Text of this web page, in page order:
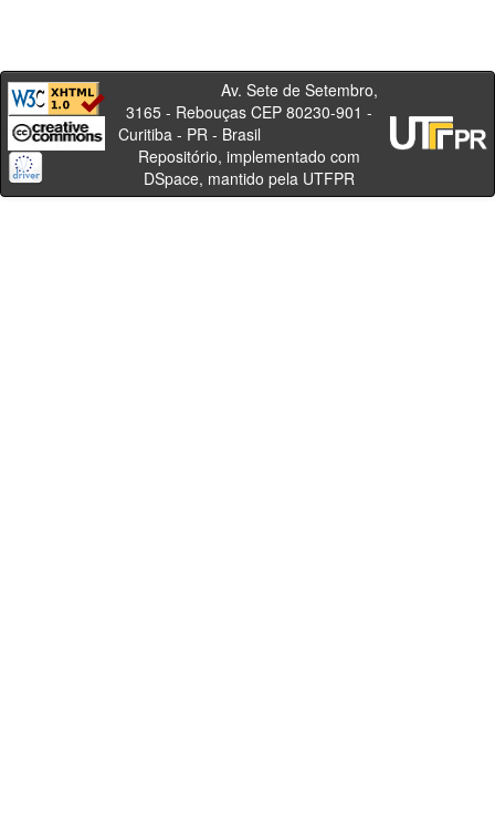
Av. Sete de Setembro,
3165 - Rebouças CEP 80230-901 -
Curitiba - PR - Brasil
Repositório, implementado com
DSpace, mantido pela UTFPR